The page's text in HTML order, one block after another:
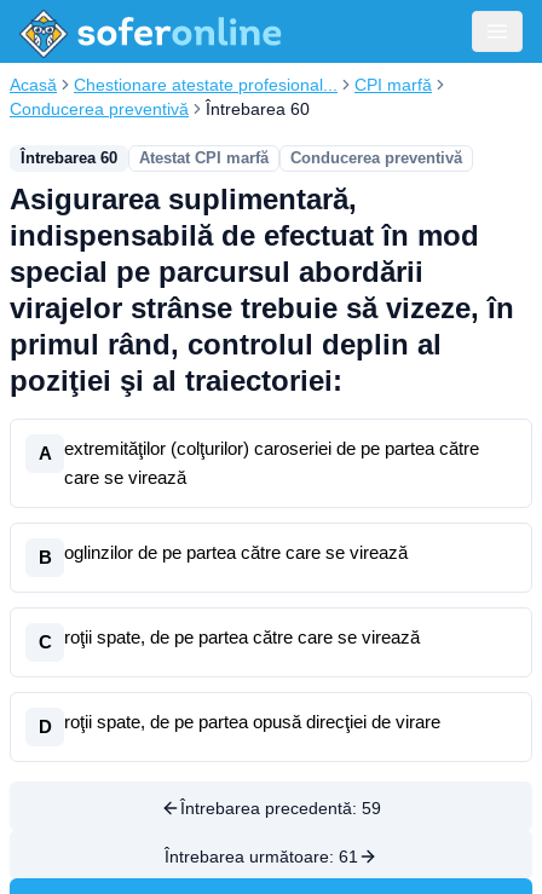
Acasă Chestionare atestate profesional...
CPI marfă
Conducerea preventivă
Întrebarea 60
Întrebarea 60 Atestat CPI marfă Conducerea preventivă
Asigurarea suplimentară,
indispensabilă de efectuat în mod
special pe parcursul abordării
virajelor strânse trebuie să vizeze, în
primul rând, controlul deplin al
poziţiei şi al traiectoriei:
A
extremităţilor (colţurilor) caroseriei de pe partea către
care se virează
B oglinzilor de pe partea către care se virează
C roţii spate, de pe partea către care se virează
D roţii spate, de pe partea opusă direcţiei de virare
Întrebarea precedentă: 59
Întrebarea următoare: 61